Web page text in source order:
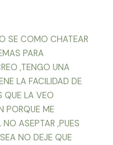
SE COMO CHATEAR
PARA
,TENGO UNA
LA FACILIDAD DE
QUE LA VEO
PORQUE ME
ASEPTAR ,PUES
NO DEJE QUE